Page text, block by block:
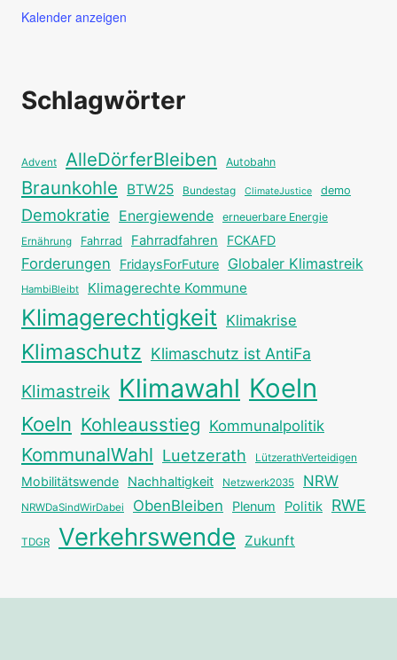
Kalender anzeigen
Schlagwörter
Advent AlleDörferBleiben Autobahn
Braunkohle BTW25 Bundestag ClimateJustice demo
Demokratie Energiewende erneuerbare Energie
Ernährung Fahrrad Fahrradfahren FCKAFD
Forderungen FridaysForFuture Globaler Klimastreik
HambiBleibt Klimagerechte Kommune
Klimagerechtigkeit Klimakrise
Klimaschutz Klimaschutz ist AntiFa
Klimastreik Klimawahl Koeln
Koeln Kohleausstieg Kommunalpolitik
KommunalWahl Luetzerath LützerathVerteidigen
Mobilitätswende Nachhaltigkeit Netzwerk2035 NRW
NRWDaSindWirDabei ObenBleiben Plenum Politik RWE
TDGR Verkehrswende Zukunft